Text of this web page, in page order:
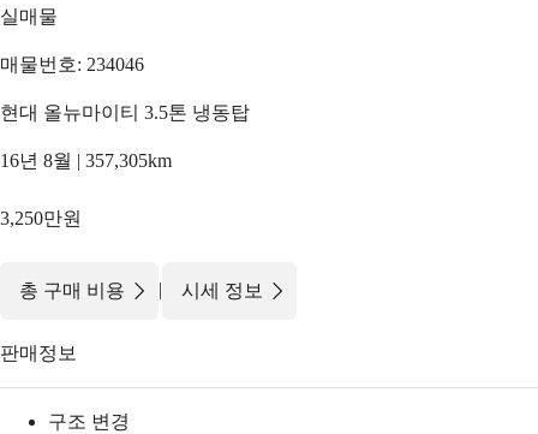
실매물
매물번호: 234046
현대 올뉴마이티 3.5톤 냉동탑
16년 8월 | 357,305km
3,250만원
총 구매 비용 | 시세 정보
판매정보
구조 변경